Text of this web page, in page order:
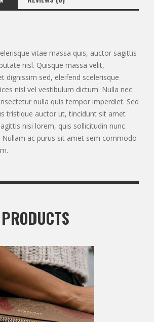
vitae massa quis, auctor sagittis
nisl. Quisque massa velit,
dignissim sed, eleifend scelerisque
nisl vel vestibulum dictum. Nulla nec
nulla quis tempor imperdiet. Sed
tristique auctor ut, tincidunt sit amet
nisi lorem, quis sollicitudin nunc
Nullam ac purus sit amet sem commodo